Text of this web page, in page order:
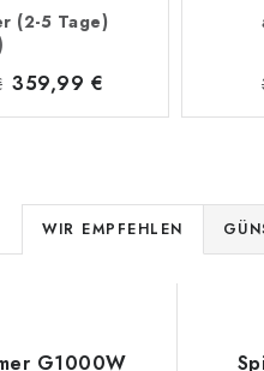
(2-5 Tage)
359,99 €
P
r
WIR EMPFEHLEN
G1000W